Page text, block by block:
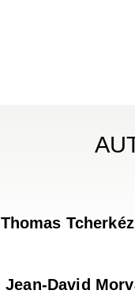
Thomas
Jean-David